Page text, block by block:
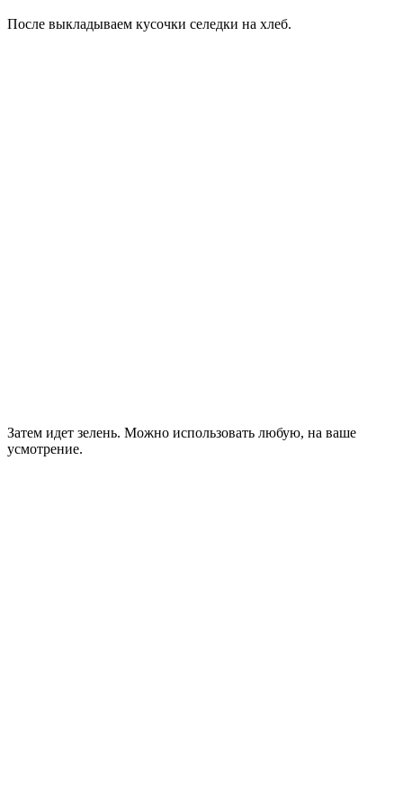
После выкладываем кусочки селедки на хлеб.
Затем идет зелень. Можно использовать любую, на ваше
усмотрение.